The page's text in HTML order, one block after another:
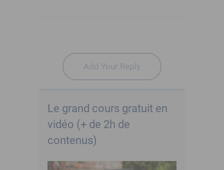
Le grand cours gratuit en
vidéo (+ de 2h de
contenus)
Add Your Reply